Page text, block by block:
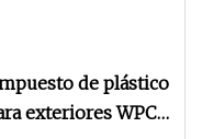
de plástico
exteriores WPC